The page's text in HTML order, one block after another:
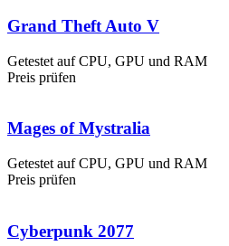
Grand Theft Auto V
Getestet auf CPU, GPU und RAM
Preis prüfen
Mages of Mystralia
Getestet auf CPU, GPU und RAM
Preis prüfen
Cyberpunk 2077